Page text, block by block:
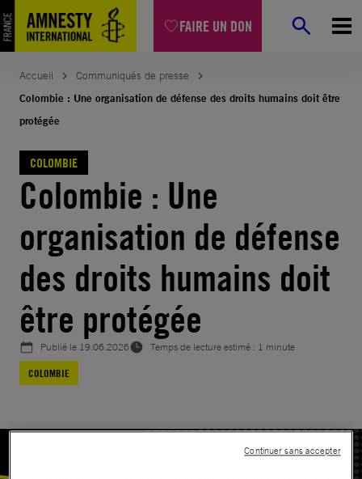
FAIRE UN DON
Aller
au
contenu
Accueil
Communiqués de presse
Colombie : Une organisation de défense des droits humains doit être
protégée
COLOMBIE
Colombie : Une
organisation de défense
des droits humains doit
être protégée
Publié le 19.06.2026
Temps de lecture estimé : 1 minute
COLOMBIE
Continuer sans accepter